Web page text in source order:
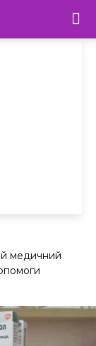
медичний